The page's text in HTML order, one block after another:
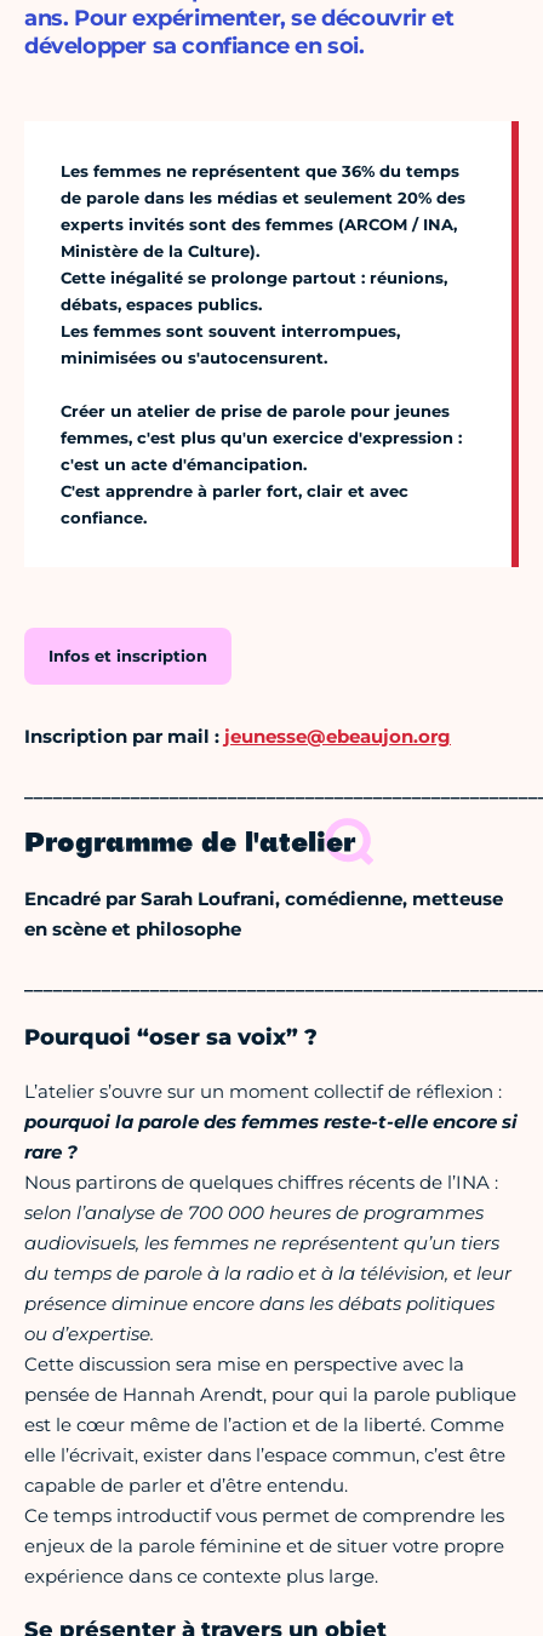
ans. Pour expérimenter, se découvrir et
développer sa confiance en soi.
Les femmes ne représentent que 36% du temps
de parole dans les médias et seulement 20% des
experts invités sont des femmes (ARCOM / INA,
Ministère de la Culture).
Cette inégalité se prolonge partout : réunions,
débats, espaces publics.
Les femmes sont souvent interrompues,
minimisées ou s'autocensurent.
Créer un atelier de prise de parole pour jeunes
femmes, c'est plus qu'un exercice d'expression :
c'est un acte d'émancipation.
C'est apprendre à parler fort, clair et avec
confiance.
Infos et inscription
Inscription par mail : jeunesse@ebeaujon.org
Programme de l'atelier
Encadré par Sarah Loufrani, comédienne, metteuse
en scène et philosophe
Pourquoi “oser sa voix” ?
L’atelier s’ouvre sur un moment collectif de réflexion :
pourquoi la parole des femmes reste-t-elle encore si
rare ?
Nous partirons de quelques chiffres récents de l’INA :
selon l’analyse de 700 000 heures de programmes
audiovisuels, les femmes ne représentent qu’un tiers
du temps de parole à la radio et à la télévision, et leur
présence diminue encore dans les débats politiques
ou d’expertise.
Cette discussion sera mise en perspective avec la
pensée de Hannah Arendt, pour qui la parole publique
est le cœur même de l’action et de la liberté. Comme
elle l’écrivait, exister dans l’espace commun, c’est être
capable de parler et d’être entendu.
Ce temps introductif vous permet de comprendre les
enjeux de la parole féminine et de situer votre propre
expérience dans ce contexte plus large.
Se présenter à travers un objet